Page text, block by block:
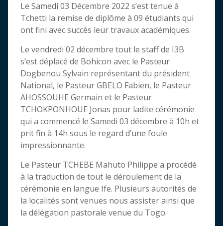
Le Samedi 03 Décembre 2022 s’est tenue à
Tchetti la remise de diplôme à 09 étudiants qui
ont fini avec succès leur travaux académiques.
Le vendredi 02 décembre tout le staff de I3B
s’est déplacé de Bohicon avec le Pasteur
Dogbenou Sylvain représentant du président
National, le Pasteur GBELO Fabien, le Pasteur
AHOSSOUHE Germain et le Pasteur
TCHOKPONHOUE Jonas pour ladite cérémonie
qui a commencé le Samedi 03 décembre à 10h et
prit fin à 14h sous le regard d’une foule
impressionnante.
Le Pasteur TCHEBE Mahuto Philippe a procédé
à la traduction de tout le déroulement de la
cérémonie en langue Ife. Plusieurs autorités de
la localités sont venues nous assister ainsi que
la délégation pastorale venue du Togo.